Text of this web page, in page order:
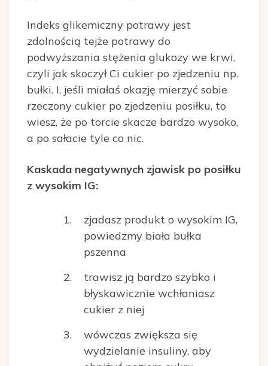
Indeks glikemiczny potrawy jest
zdolnością tejże potrawy do
podwyższania stężenia glukozy we krwi,
czyli jak skoczył Ci cukier po zjedzeniu np.
bułki. I, jeśli miałaś okazję mierzyć sobie
rzeczony cukier po zjedzeniu posiłku, to
wiesz, że po torcie skacze bardzo wysoko,
a po sałacie tyle co nic.
Kaskada negatywnych zjawisk po posiłku
z wysokim IG:
zjadasz produkt o wysokim IG,
powiedzmy biała bułka
pszenna
trawisz ją bardzo szybko i
błyskawicznie wchłaniasz
cukier z niej
wówczas zwiększa się
wydzielanie insuliny, aby